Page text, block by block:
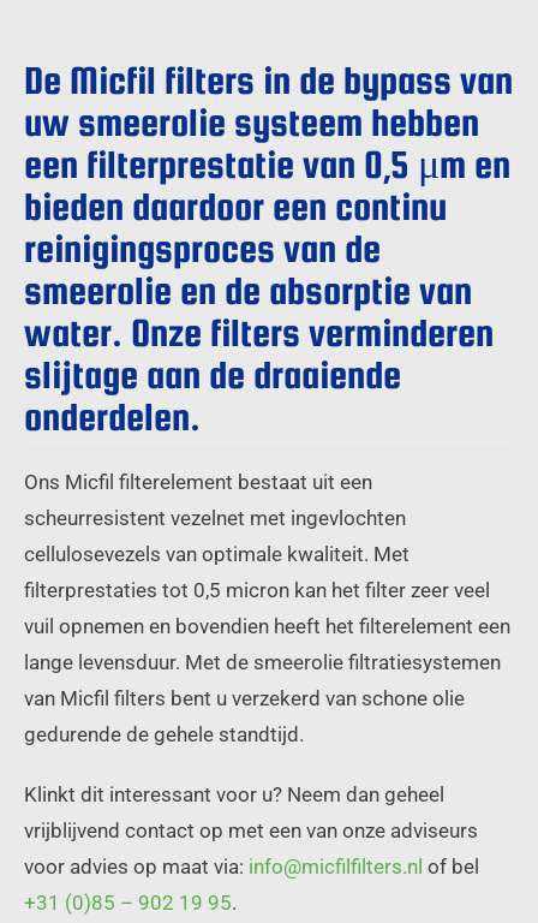
De Micfil filters in de bypass van
uw smeerolie systeem hebben
een filterprestatie van 0,5 μm en
bieden daardoor een continu
reinigingsproces van de
smeerolie en de absorptie van
water. Onze filters verminderen
slijtage aan de draaiende
onderdelen.
Ons Micfil filterelement bestaat uit een
scheurresistent vezelnet met ingevlochten
cellulosevezels van optimale kwaliteit. Met
filterprestaties tot 0,5 micron kan het filter zeer veel
vuil opnemen en bovendien heeft het filterelement een
lange levensduur. Met de smeerolie filtratiesystemen
van Micfil filters bent u verzekerd van schone olie
gedurende de gehele standtijd.
Klinkt dit interessant voor u? Neem dan geheel
vrijblijvend contact op met een van onze adviseurs
voor advies op maat via: info@micfilfilters.nl of bel
+31 (0)85 – 902 19 95.